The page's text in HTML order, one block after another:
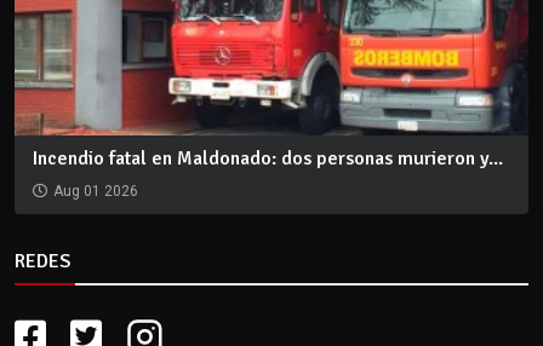
Incendio fatal en Maldonado: dos personas murieron y...
Aug 01 2026
REDES